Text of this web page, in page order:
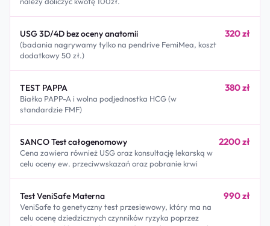
USG 3D/4D bez oceny anatomii
(badania nagrywamy tylko na pendrive FemiMea, koszt
dodatkowy 50 zł.)
320 zł
TEST PAPPA
Białko PAPP-A i wolna podjednostka HCG (w
standardzie FMF)
380 zł
SANCO Test całogenomowy
Cena zawiera również USG oraz konsultację lekarską w
celu oceny ew. przeciwwskazań oraz pobranie krwi
2200 zł
Test VeniSafe Materna
VeniSafe to genetyczny test przesiewowy, który ma na
celu ocenę dziedzicznych czynników ryzyka poprzez
990 zł